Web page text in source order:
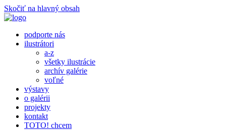
Skočiť na hlavný obsah
podporte nás
ilustrátori
a-z
všetky ilustrácie
archív galérie
voľné
výstavy
o galérii
projekty
kontakt
TOTO! chcem